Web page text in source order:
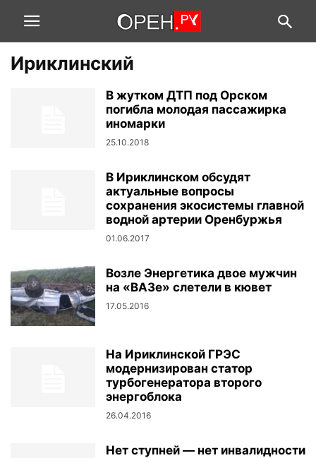
Ириклинский
В жутком ДТП под Орском
погибла молодая пассажирка
иномарки
25.10.2018
В Ириклинском обсудят
актуальные вопросы
сохранения экосистемы главной
водной артерии Оренбуржья
01.06.2017
Возле Энергетика двое мужчин
на «ВАЗе» слетели в кювет
17.05.2016
На Ириклинской ГРЭС
модернизирован статор
турбогенератора второго
энергоблока
26.04.2016
Нет ступней — нет инвалидности